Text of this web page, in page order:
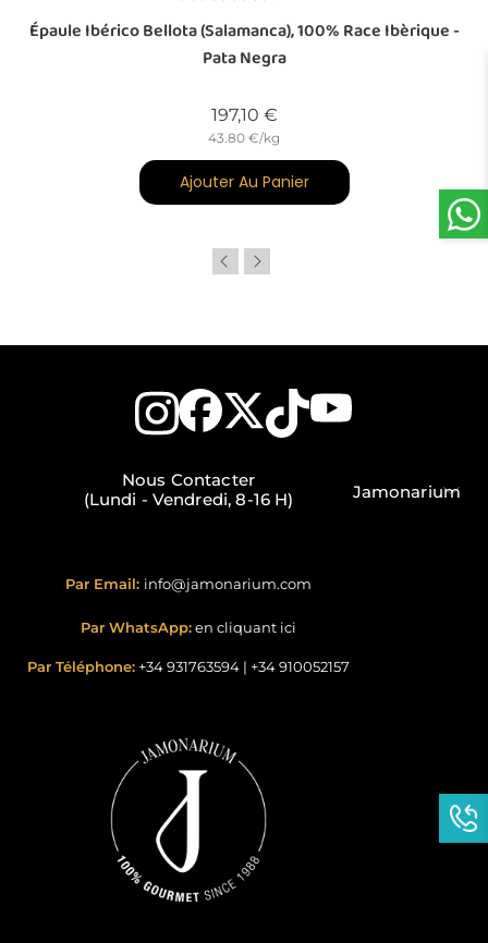
Épaule Ibérico Bellota (Salamanca), 100% Race Ibèrique -
Pata Negra
197,10 €Prix
43.80 €/kg
Ajouter Au Panier
Nous Contacter
(Lundi - Vendredi, 8-16 H)
Par Email: info@jamonarium.com
Par WhatsApp:en cliquant ici
Par Téléphone: +34 931763594 | +34 910052157
Jamonarium